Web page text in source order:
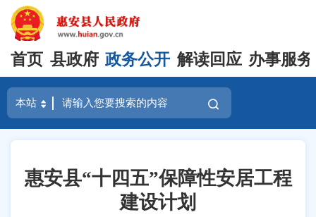
首页 县政府 政务公开 解读回应 办事服务
惠安县“十四五”保障性安居工程
建设计划